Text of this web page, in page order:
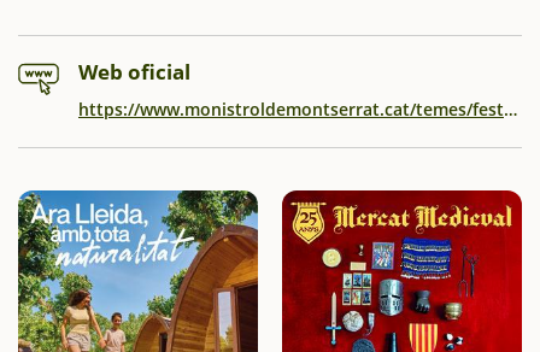
Web oficial
https://www.monistroldemontserrat.cat/temes/festes-populars